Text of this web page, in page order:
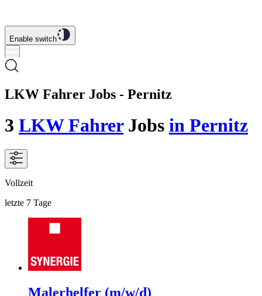
Enable switch
LKW Fahrer Jobs - Pernitz
3 LKW FahrerJobs in Pernitz
Vollzeit
letzte 7 Tage
Malerhelfer (m/w/d)